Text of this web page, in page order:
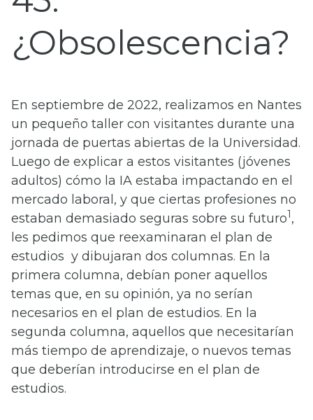
¿Obsolescencia?
En septiembre de 2022, realizamos en Nantes
un pequeño taller con visitantes durante una
jornada de puertas abiertas de la Universidad.
Luego de explicar a estos visitantes (jóvenes
adultos) cómo la IA estaba impactando en el
mercado laboral, y que ciertas profesiones no
estaban demasiado seguras sobre su futuro1,
les pedimos que reexaminaran el plan de
estudios y dibujaran dos columnas. En la
primera columna, debían poner aquellos
temas que, en su opinión, ya no serían
necesarios en el plan de estudios. En la
segunda columna, aquellos que necesitarían
más tiempo de aprendizaje, o nuevos temas
que deberían introducirse en el plan de
estudios.